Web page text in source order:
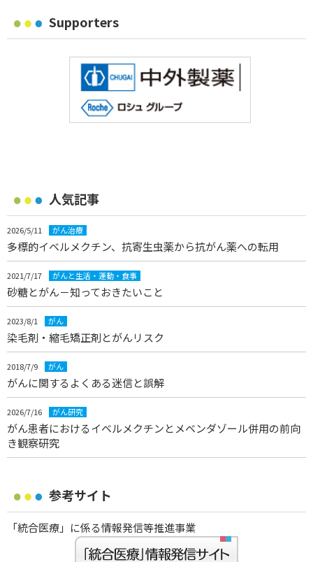
Supporters
人気記事
2026/5/11 がん治療
多標的イベルメクチン、抗寄生虫薬から抗がん薬への転用
2021/7/17 がんと生活・運動・食事
砂糖とがん－知っておきたいこと
2023/8/1 がん
染毛剤・縮毛矯正剤とがんリスク
2018/7/9 がん
がんに関するよくある迷信と誤解
2026/7/16 がん研究
がん患者におけるイベルメクチンとメベンダゾール併用の前向
き観察研究
参考サイト
「統合医療」に係る情報発信等推進事業